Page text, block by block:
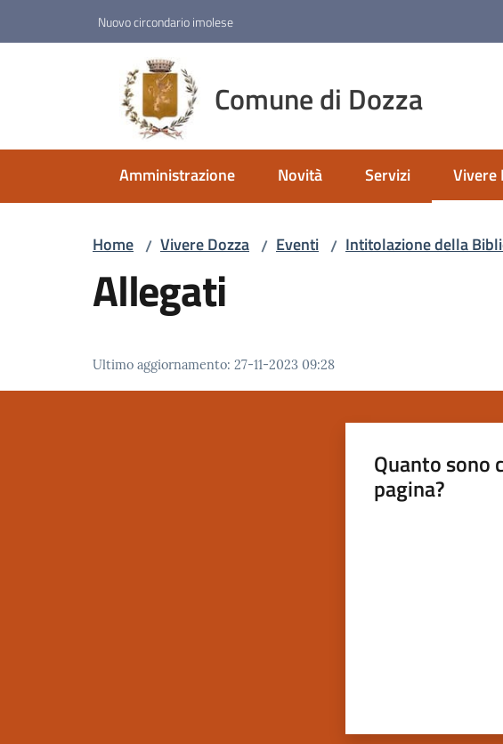
Nuovo circondario imolese
Comune di Dozza
Amministrazione Novità Servizi Vivere
Menu
Home / Vivere Dozza / Eventi / Intitolazione della
Allegati
Ultimo aggiornamento: 27-11-2023 09:28
Quanto sono
pagina?